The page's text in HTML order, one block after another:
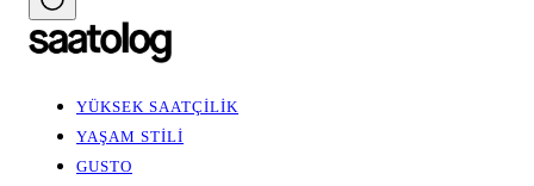
YÜKSEK SAATÇİLİK
YAŞAM STİLİ
GUSTO